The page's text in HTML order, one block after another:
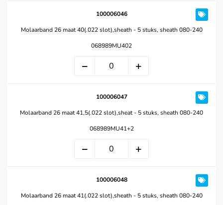
100006046
Molaarband 26 maat 40(.022 slot),sheath - 5 stuks, sheath 080-240
068989MU402
100006047
Molaarband 26 maat 41,5(.022 slot),sheat - 5 stuks, sheath 080-240
068989MU41+2
100006048
Molaarband 26 maat 41(.022 slot),sheath - 5 stuks, sheath 080-240